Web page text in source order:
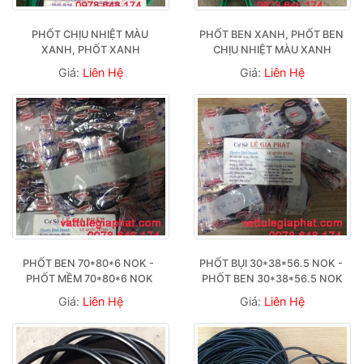
PHỐT CHỊU NHIỆT MÀU
XANH, PHỐT XANH
Giá: Liên Hệ
PHỐT BEN XANH, PHỐT BEN
CHỊU NHIỆT MÀU XANH
Giá: Liên Hệ
PHỐT BEN 70*80*6 NOK -
PHỐT MỀM 70*80*6 NOK
Giá: Liên Hệ
PHỐT BỤI 30*38*56.5 NOK -
PHỐT BEN 30*38*56.5 NOK
Giá: Liên Hệ